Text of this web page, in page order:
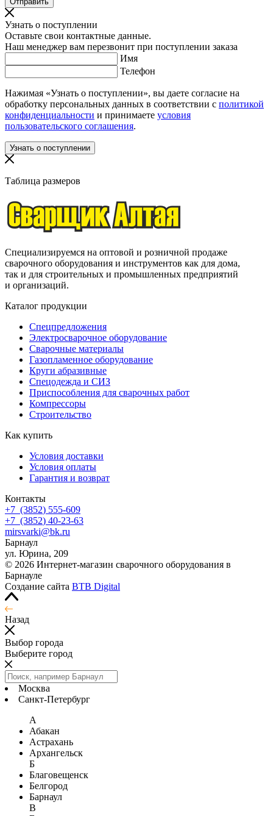
Узнать о поступлении
Оставьте свои контактные данные.
Наш менеджер вам перезвонит при поступлении заказа
Имя
Телефон
Нажимая «Узнать о поступлении», вы даете согласие на
обработку персональных данных в соответствии с политикой
конфиденциальности и принимаете условия
пользовательского соглашения.
Таблица размеров
Специализируемся на оптовой и розничной продаже
сварочного оборудования и инструментов как для дома,
так и для строительных и промышленных предприятий
и организаций.
Каталог продукции
Спецпредложения
Электросварочное оборудование
Сварочные материалы
Газопламенное оборудование
Круги абразивные
Спецодежда и СИЗ
Приспособления для сварочных работ
Компрессоры
Строительство
Как купить
Условия доставки
Условия оплаты
Гарантия и возврат
Контакты
+7 (3852) 555-609
+7 (3852) 40-23-63
mirsvarki@bk.ru
Барнаул
ул. Юрина, 209
© 2026 Интернет-магазин сварочного оборудования в
Барнауле
Создание сайта BTB Digital
Назад
Выбор города
Выберите город
Москва
Санкт-Петербург
А
Абакан
Астрахань
Архангельск
Б
Благовещенск
Белгород
Барнаул
В